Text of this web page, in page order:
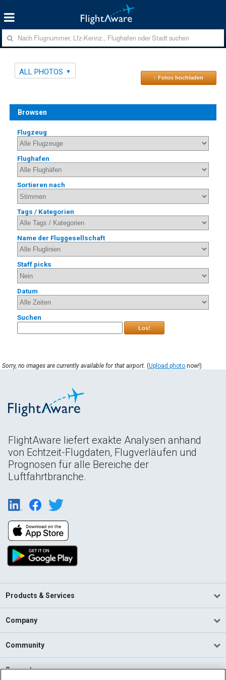
ALL PHOTOS
↑ Fotos hochladen
Browsen
Flugzeug
Flughafen
Sortieren nach
Tags / Kategorien
Name der Fluggesellschaft
Staff picks
Datum
Suchen
Los!
Sorry, no images are currently available for that airport. (Upload photo now!)
FlightAware liefert exakte Analysen anhand
von Echtzeit-Flugdaten, Flugverläufen und
Prognosen für alle Bereiche der
Luftfahrtbranche.
Products & Services
Company
Community
Support